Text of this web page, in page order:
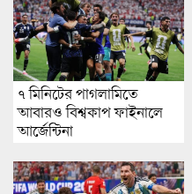
৭ মিনিটের পাগলামিতে
আবারও বিশ্বকাপ ফাইনালে
আর্জেন্টিনা